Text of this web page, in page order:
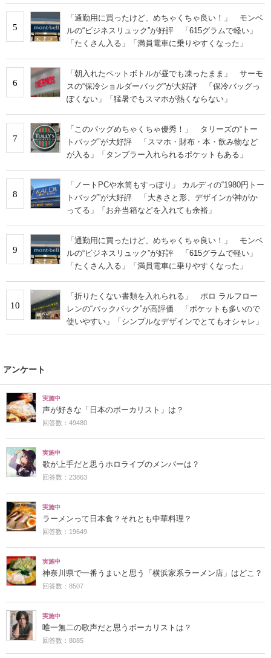
5
「通勤用に買ったけど、めちゃくちゃ良い！」 モンベ
ルの“ビジネスリュック”が好評 「615グラムで軽い」
「たくさん入る」「満員電車に乗りやすくなった」
6
「朝入れたペットボトルが昼でも凍ったまま」 サーモ
スの“保冷ショルダーバッグ”が大好評 「保冷バッグっ
ぽくない」「猛暑でもスマホが熱くならない」
7
「このバッグめちゃくちゃ優秀！」 タリーズの“トー
トバッグ”が大好評 「スマホ・財布・本・飲み物など
が入る」「タンブラー入れられるポケットもある」
8
「ノートPCや水筒もすっぽり」 カルディの“1980円トー
トバッグ”が大好評 「大きさと形、デザインが神がか
ってる」「お弁当箱などを入れても余裕」
9
「通勤用に買ったけど、めちゃくちゃ良い！」 モンベ
ルの“ビジネスリュック”が好評 「615グラムで軽い」
「たくさん入る」「満員電車に乗りやすくなった」
10
「折りたくない書類を入れられる」 ポロ ラルフロー
レンの“バックパック”が高評価 「ポケットも多いので
使いやすい」「シンプルなデザインでとてもオシャレ」
アンケート
実施中
声が好きな「日本のボーカリスト」は？
回答数：49480
実施中
歌が上手だと思うホロライブのメンバーは？
回答数：23863
実施中
ラーメンって日本食？それとも中華料理？
回答数：19649
実施中
神奈川県で一番うまいと思う「横浜家系ラーメン店」はどこ？
回答数：8507
実施中
唯一無二の歌声だと思うボーカリストは？
回答数：8085